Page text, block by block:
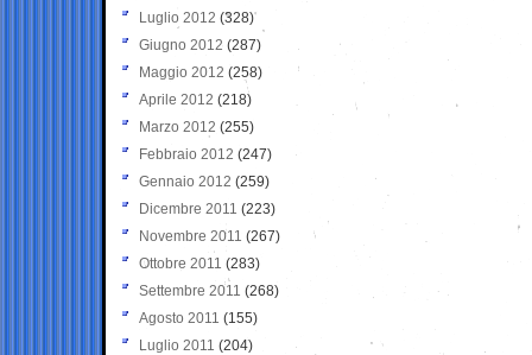
Luglio 2012 (328)
Giugno 2012 (287)
Maggio 2012 (258)
Aprile 2012 (218)
Marzo 2012 (255)
Febbraio 2012 (247)
Gennaio 2012 (259)
Dicembre 2011 (223)
Novembre 2011 (267)
Ottobre 2011 (283)
Settembre 2011 (268)
Agosto 2011 (155)
Luglio 2011 (204)